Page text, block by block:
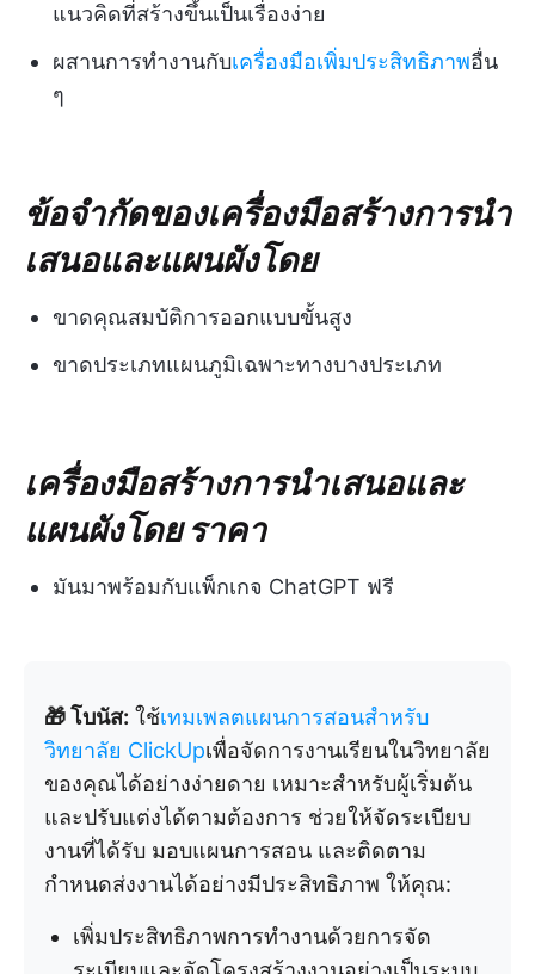
แนวคิดที่สร้างขึ้นเป็นเรื่องง่าย
ผสานการทำงานกับเครื่องมือเพิ่มประสิทธิภาพอื่น
ๆ
ข้อจำกัดของเครื่องมือสร้างการนำ
เสนอและแผนผังโดย
ขาดคุณสมบัติการออกแบบขั้นสูง
ขาดประเภทแผนภูมิเฉพาะทางบางประเภท
เครื่องมือสร้างการนำเสนอและ
แผนผังโดยราคา
มันมาพร้อมกับแพ็กเกจ ChatGPT ฟรี
🎁 โบนัส: ใช้เทมเพลตแผนการสอนสำหรับ
วิทยาลัย ClickUpเพื่อจัดการงานเรียนในวิทยาลัย
ของคุณได้อย่างง่ายดาย เหมาะสำหรับผู้เริ่มต้น
และปรับแต่งได้ตามต้องการ ช่วยให้จัดระเบียบ
งานที่ได้รับ มอบแผนการสอน และติดตาม
กำหนดส่งงานได้อย่างมีประสิทธิภาพ ให้คุณ:
เพิ่มประสิทธิภาพการทำงานด้วยการจัด